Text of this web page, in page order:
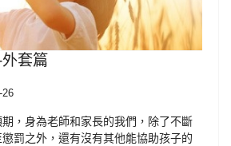
套篇
26
，身為老師和家長的我們，除了不斷
罰之外，還有沒有其他能協助孩子的